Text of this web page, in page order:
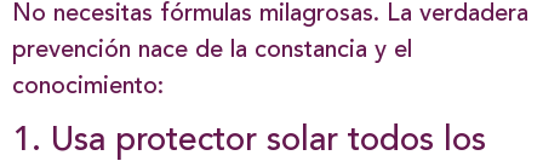
No necesitas fórmulas milagrosas. La verdadera
prevención nace de la constancia y el
conocimiento:
1. Usa protector solar todos los